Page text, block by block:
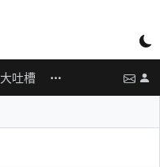
大吐槽